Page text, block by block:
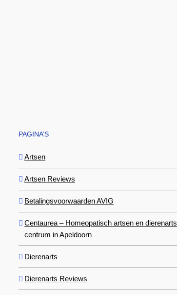
PAGINA’S
Artsen
Artsen Reviews
Betalingsvoorwaarden AVIG
Centaurea – Homeopatisch artsen en dierenarts
centrum in Apeldoorn
Dierenarts
Dierenarts Reviews